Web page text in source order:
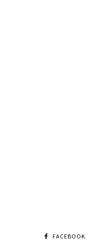
FACEBOOK